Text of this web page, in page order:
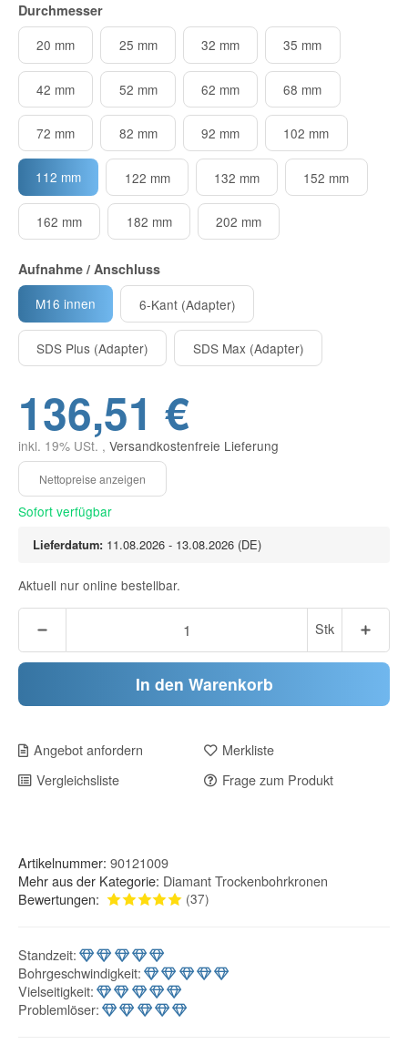
Durchmesser
20 mm
25 mm 32 mm 35 mm
42 mm 52 mm 62 mm 68 mm
72 mm 82 mm 92 mm 102 mm
112 mm 122 mm 132 mm 152 mm
162 mm 182 mm 202 mm
Aufnahme / Anschluss
M16 innen
6-Kant (Adapter)
SDS Plus (Adapter) SDS Max (Adapter)
136,51 €
inkl. 19% USt. , Versandkostenfreie Lieferung
Sofort verfügbar
Lieferdatum: 11.08.2026 - 13.08.2026 (DE)
Aktuell nur online bestellbar.
Stk
In den Warenkorb
Angebot anfordern
Merkliste
Vergleichsliste
Frage zum Produkt
Artikelnummer: 90121009
Mehr aus der Kategorie: Diamant Trockenbohrkronen
Bewertungen:
(37)
Standzeit:
Bohrgeschwindigkeit:
Vielseitigkeit:
Problemlöser: